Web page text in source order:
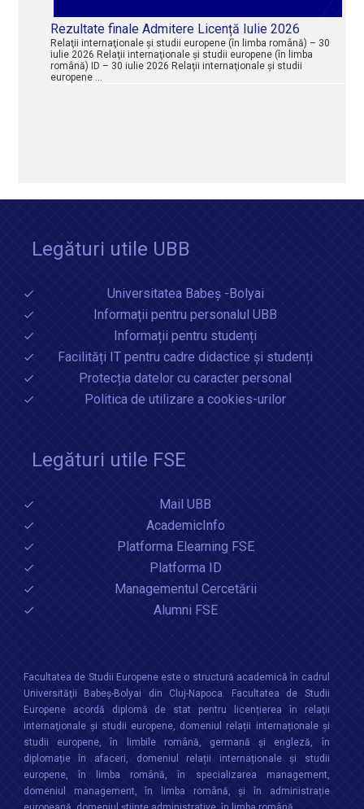
Rezultate finale Admitere Licență Iulie 2026
Relaţii internaţionale şi studii europene (în limba română) – 30
iulie 2026 Relaţii internaţionale şi studii europene (în limba
română) ID – 30 iulie 2026 Relaţii internaţionale şi studii
europene …
Legături utile UBB
Universitatea Babeș -Bolyai
Informații pentru personalul UBB
Informații pentru studenți
Facilități IT pentru cadre didactice și studenți
Protecția datelor cu caracter personal
Politica de utilizare a cookies-urilor
Legături utile FSE
Mail UBB
AcademicInfo
Platforma Elearning FSE
Platforma ID
Managementul Cercetării
Alumni FSE
Facultatea de Studii Europene este o structură academică în cadrul
Universităţii Babeș-Bolyai din Cluj-Napoca. Facultatea de Studii
Europene acordă diplomă de stat pentru licențierea în relaţii
internaţionale şi studii europene, domeniul relații internaționale şi
studii europene, în limbile română, germană și engleză, în
diplomație în afaceri, domeniul relații internaționale și studii
europene, în limba română, în specializarea management,
domeniul management, în limba română, și în administrație